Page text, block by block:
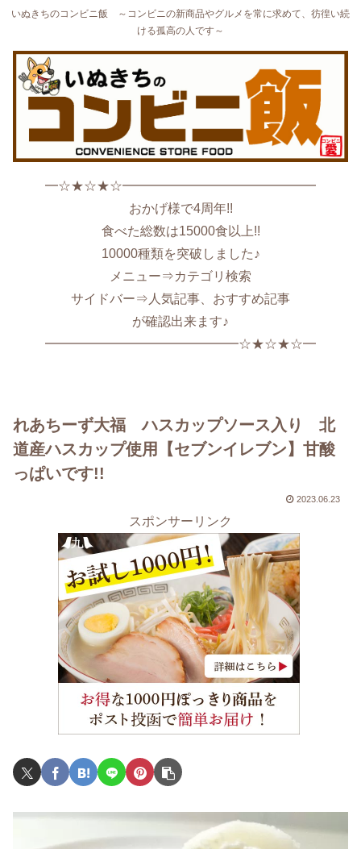
いぬきちのコンビニ飯 ～コンビニの新商品やグルメを常に求めて、彷徨い続
ける孤高の人です～
━☆★☆★☆━━━━━━━━━━━━━━━
おかげ様で4周年!!
食べた総数は15000食以上!!
10000種類を突破しました♪
メニュー⇒カテゴリ検索
サイドバー⇒人気記事、おすすめ記事
が確認出来ます♪
━━━━━━━━━━━━━━━☆★☆★☆━
れあちーず大福 ハスカップソース入り 北
道産ハスカップ使用【セブンイレブン】甘酸
っぱいです!!
2023.06.23
スポンサーリンク